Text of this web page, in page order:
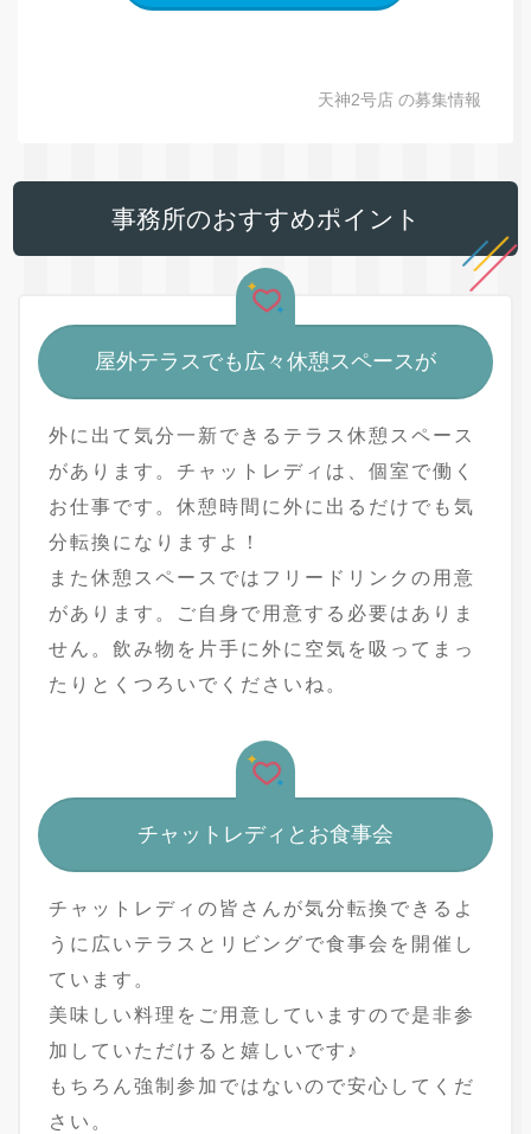
天神2号店 の募集情報
事務所のおすすめポイント
屋外テラスでも広々休憩スペースが
外に出て気分一新できるテラス休憩スペース
があります。チャットレディは、個室で働く
お仕事です。休憩時間に外に出るだけでも気
分転換になりますよ！
また休憩スペースではフリードリンクの用意
があります。ご自身で用意する必要はありま
せん。飲み物を片手に外に空気を吸ってまっ
たりとくつろいでくださいね。
チャットレディとお食事会
チャットレディの皆さんが気分転換できるよ
うに広いテラスとリビングで食事会を開催し
ています。
美味しい料理をご用意していますので是非参
加していただけると嬉しいです♪
もちろん強制参加ではないので安心してくだ
さい。